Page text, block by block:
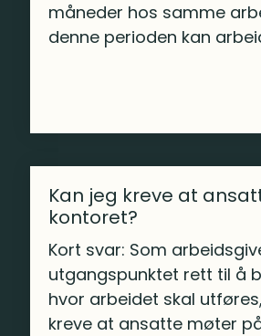
måneder hos samme
denne perioden kan
Kan jeg kreve at
kontoret?
Kort svar: Som
utgangspunktet rett til å
hvor arbeidet skal
kreve at ansatte møter